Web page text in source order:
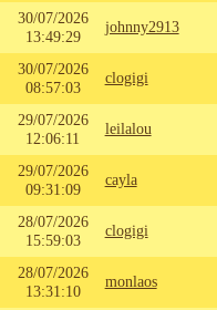
30/07/2026
13:49:29
johnny2913
30/07/2026
08:57:03
clogigi
29/07/2026
12:06:11
leilalou
29/07/2026
09:31:09
cayla
28/07/2026
15:59:03
clogigi
28/07/2026
13:31:10
monlaos